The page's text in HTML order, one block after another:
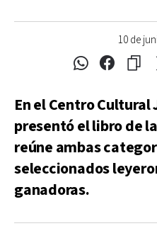
10 de
En el Centro Cultural
presentó el libro de
reúne ambas
seleccionados
ganadoras.